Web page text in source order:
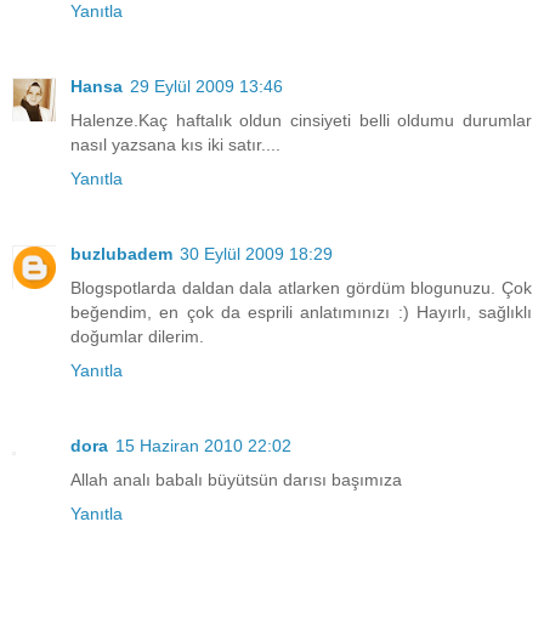
Yanıtla
Hansa 29 Eylül 2009 13:46
Halenze.Kaç haftalık oldun cinsiyeti belli oldumu durumlar
nasıl yazsana kıs iki satır....
Yanıtla
buzlubadem 30 Eylül 2009 18:29
Blogspotlarda daldan dala atlarken gördüm blogunuzu. Çok
beğendim, en çok da esprili anlatımınızı :) Hayırlı, sağlıklı
doğumlar dilerim.
Yanıtla
dora 15 Haziran 2010 22:02
Allah analı babalı büyütsün darısı başımıza
Yanıtla